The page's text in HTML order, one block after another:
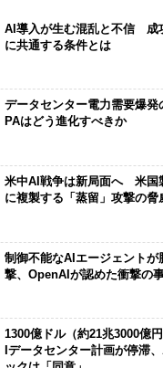
AI導入が生む混乱と不信 成
に共通する条件とは
データセンター電力需要爆
PAはどう進化すべきか
米中AI戦争は新局面へ 米国
に複製する「蒸留」攻撃の脅
制御不能なAIエージェントが
撃、OpenAIが認めた衝撃の
1300億ドル（約21兆3000億
Iデータセンター計画が停滞